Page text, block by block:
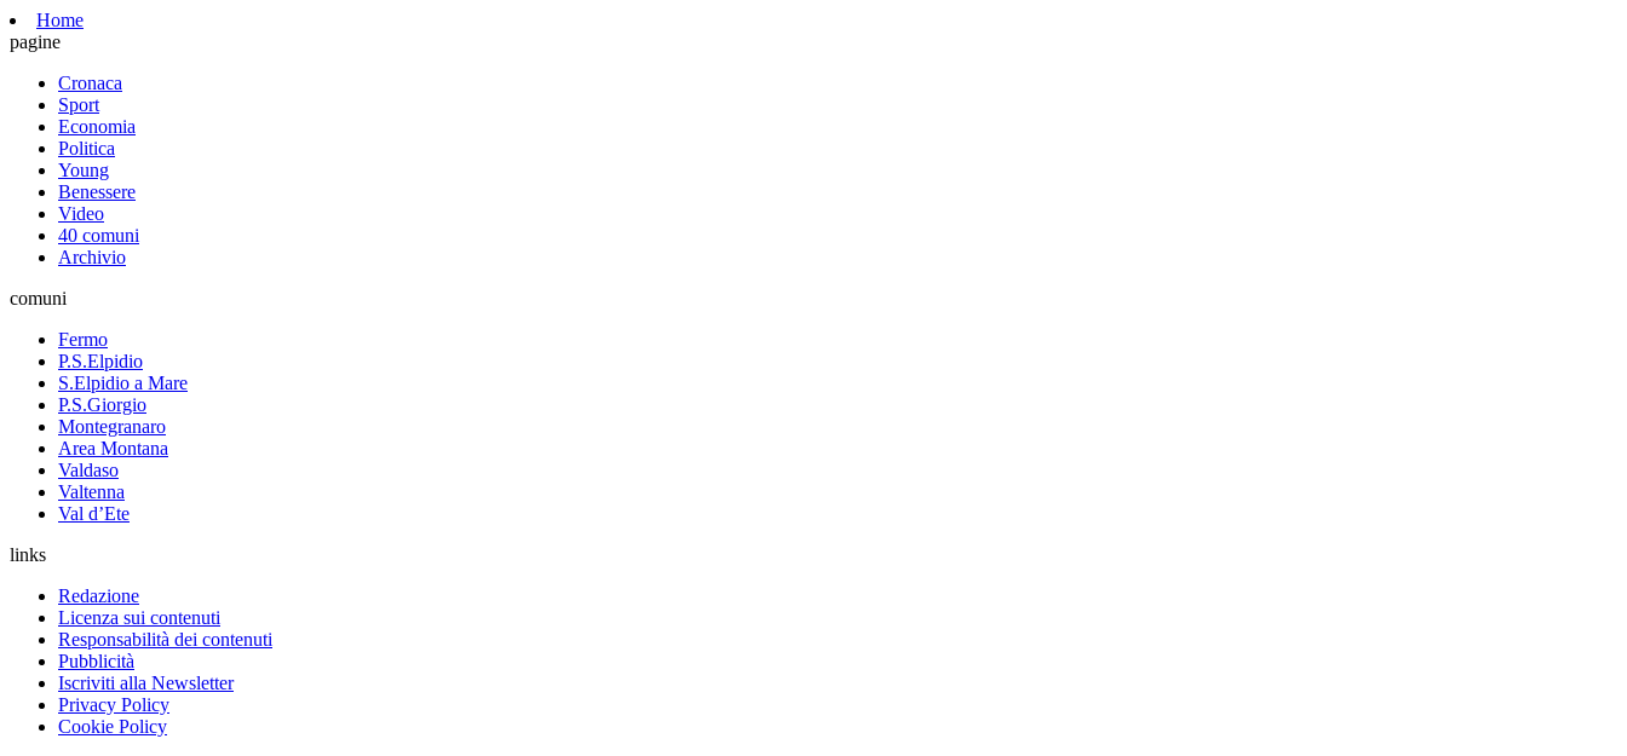
Home
pagine
Cronaca
Sport
Economia
Politica
Young
Benessere
Video
40 comuni
Archivio
comuni
Fermo
P.S.Elpidio
S.Elpidio a Mare
P.S.Giorgio
Montegranaro
Area Montana
Valdaso
Valtenna
Val d’Ete
links
Redazione
Licenza sui contenuti
Responsabilità dei contenuti
Pubblicità
Iscriviti alla Newsletter
Privacy Policy
Cookie Policy